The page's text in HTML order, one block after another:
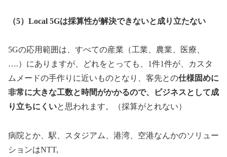
（5）Local 5Gは採算性が解決できないと成り立たない
5Gの応用範囲は、すべての産業（工業、農業、医療、
….）にありますが、どれをとっても、1件1件が、カスタ
ムメードの手作りに近いものとなり、客先との仕様固めに
非常に大きな工数と時間がかかるので、ビジネスとして成
り立ちにくいと思われます。（採算がとれない）
病院とか、駅、スタジアム、港湾、空港なんかのソリュー
ションはNTT,